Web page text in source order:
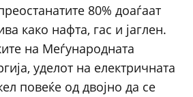
80% доаѓаат
како нафта, гас и јаглен.
на Меѓународната
уделот на електричната
повеќе од двојно да се